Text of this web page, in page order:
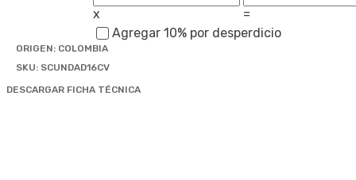
x
=
Agregar 10% por desperdicio
ORIGEN: COLOMBIA
SKU: SCUNDAD16CV
DESCARGAR FICHA TÉCNICA